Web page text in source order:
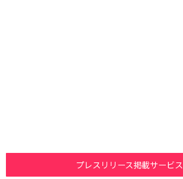
プレスリリース掲載サービス